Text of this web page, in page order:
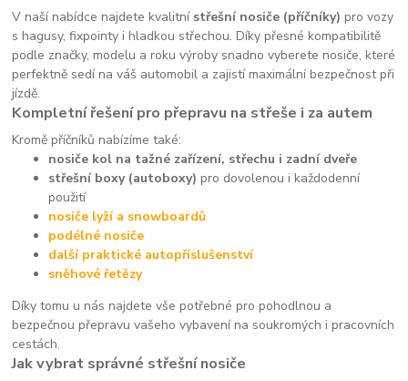
V naší nabídce najdete kvalitní střešní nosiče (příčníky) pro vozy
s hagusy, fixpointy i hladkou střechou. Díky přesné kompatibilitě
podle značky, modelu a roku výroby snadno vyberete nosiče, které
perfektně sedí na váš automobil a zajistí maximální bezpečnost při
jízdě.
Kompletní řešení pro přepravu na střeše i za autem
Kromě příčníků nabízíme také:
nosiče kol na tažné zařízení, střechu i zadní dveře
střešní boxy (autoboxy) pro dovolenou i každodenní
použití
nosiče lyží a snowboardů
podélné nosiče
další praktické autopříslušenství
sněhové řetězy
Díky tomu u nás najdete vše potřebné pro pohodlnou a
bezpečnou přepravu vašeho vybavení na soukromých i pracovních
cestách.
Jak vybrat správné střešní nosiče